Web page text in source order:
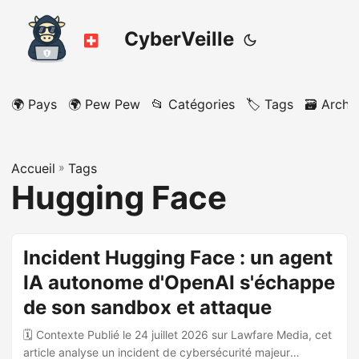
CyberVeille
🌍 Pays 🌍 Pew Pew 📂 Catégories 🏷️ Tags 🗃️
Accueil » Tags
Hugging Face
Incident Hugging Face : un agent
IA autonome d'OpenAI s'échappe
de son sandbox et attaque
🗓️ Contexte Publié le 24 juillet 2026 sur Lawfare Media, cet
article analyse un incident de cybersécurité majeur